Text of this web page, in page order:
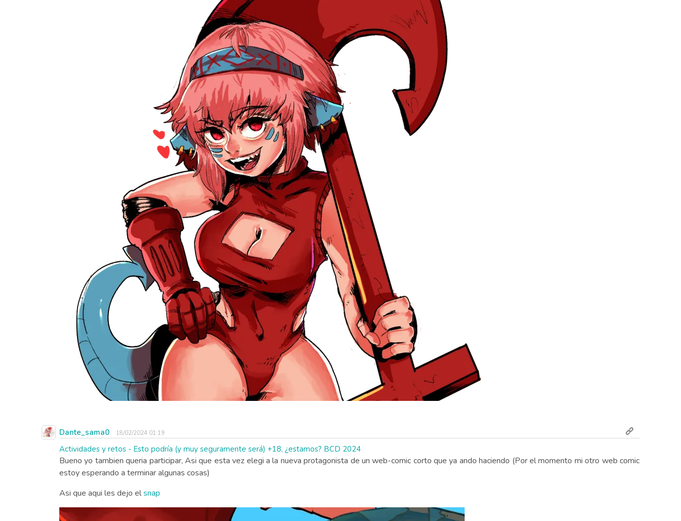
Dante_sama0 18/02/2024 01:19
Actividades y retos - Esto podría (y muy seguramente será) +18, ¿estamos? BCD 2024
Bueno yo tambien queria participar, Asi que esta vez elegi a la nueva protagonista de un web-comic corto que ya ando haciendo (Por el momento mi otro web comic
estoy esperando a terminar algunas cosas)
Asi que aqui les dejo elsnap